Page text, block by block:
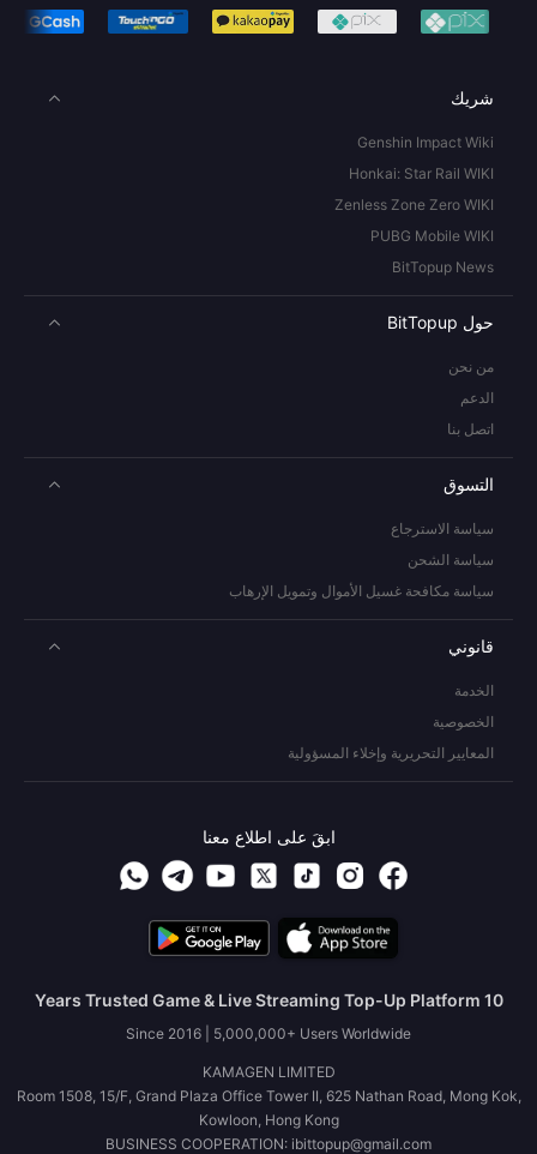
شريك
Genshin Impact Wiki
Honkai: Star Rail WIKI
Zenless Zone Zero WIKI
PUBG Mobile WIKI
BitTopup News
حول BitTopup
من نحن
الدعم
اتصل بنا
التسوق
سياسة الاسترجاع
سياسة الشحن
سياسة مكافحة غسيل الأموال وتمويل الإرهاب
قانوني
الخدمة
الخصوصية
المعايير التحريرية وإخلاء المسؤولية
ابقَ على اطلاع معنا
10 Years Trusted Game & Live Streaming Top-Up Platform
Since 2016 | 5,000,000+ Users Worldwide
KAMAGEN LIMITED
Room 1508, 15/F, Grand Plaza Office Tower II, 625 Nathan Road, Mong Kok,
Kowloon, Hong Kong
BUSINESS COOPERATION: ibittopup@gmail.com